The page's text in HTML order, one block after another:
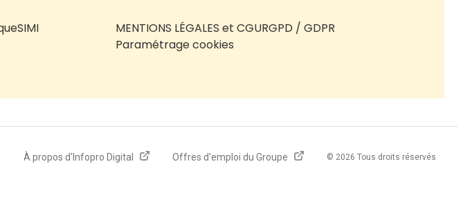
SIMI
MENTIONS LÉGALES et CGURGPD / GDPR
Paramétrage cookies